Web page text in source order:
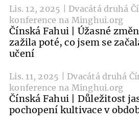
Lis. 12, 2025 | Dvacátá druhá
konference na Minghui.org
Čínská Fahui | Úžasné
zažila poté, co jsem se
učení
Lis. 11, 2025 | Dvacátá druhá
konference na Minghui.org
Čínská Fahui | Důležitost
pochopení kultivace v